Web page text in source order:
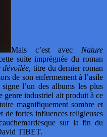
Mais c’est avec Nature
suite imprégnée du roman
, titre du dernier roman
de son enfermement à l’asile
l’un des albums les plus
genre industriel ait produit à ce
magnifiquement sombre et
de fortes influences religieuses
sur la fin du
TIBET.